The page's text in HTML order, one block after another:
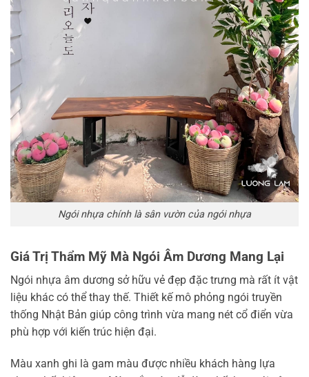
Ngói nhựa chính là sân vườn của ngói nhựa
Giá Trị Thẩm Mỹ Mà Ngói Âm Dương Mang Lại
Ngói nhựa âm dương sở hữu vẻ đẹp đặc trưng mà rất ít vật
liệu khác có thể thay thế. Thiết kế mô phỏng ngói truyền
thống Nhật Bản giúp công trình vừa mang nét cổ điển vừa
phù hợp với kiến trúc hiện đại.
Màu xanh ghi là gam màu được nhiều khách hàng lựa